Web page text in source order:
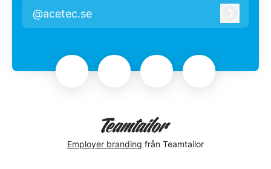
@acetec.se
Employer branding från Teamtailor